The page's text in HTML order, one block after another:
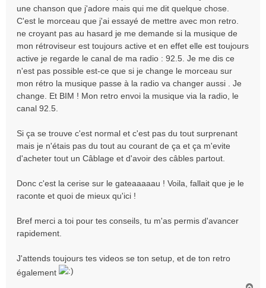
une chanson que j'adore mais qui me dit quelque chose.
C'est le morceau que j'ai essayé de mettre avec mon retro.
ne croyant pas au hasard je me demande si la musique de
mon rétroviseur est toujours active et en effet elle est toujours
active je regarde le canal de ma radio : 92.5. Je me dis ce
n'est pas possible est-ce que si je change le morceau sur
mon rétro la musique passe à la radio va changer aussi . Je
change. Et BIM ! Mon retro envoi la musique via la radio, le
canal 92.5.
Si ça se trouve c'est normal et c'est pas du tout surprenant
mais je n'étais pas du tout au courant de ça et ça m'evite
d'acheter tout un Câblage et d'avoir des câbles partout.
Donc c'est la cerise sur le gateaaaaau ! Voila, fallait que je le
raconte et quoi de mieux qu'ici !
Bref merci a toi pour tes conseils, tu m'as permis d'avancer
rapidement.
J'attends toujours tes videos se ton setup, et de ton retro
également